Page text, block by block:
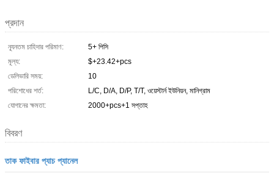
প্রদান
ন্যূনতম চাহিদার পরিমাণ:
5+ পিসি
মূল্য:
$+23.42+pcs
ডেলিভারি সময়:
10
পরিশোধের শর্ত:
L/C, D/A, D/P, T/T, ওয়েস্টার্ন ইউনিয়ন, মানিগ্রাম
যোগানের ক্ষমতা:
2000+pcs+1 সপ্তাহ
বিবরণ
তাক ফাইবার প্যাচ প্যানেল